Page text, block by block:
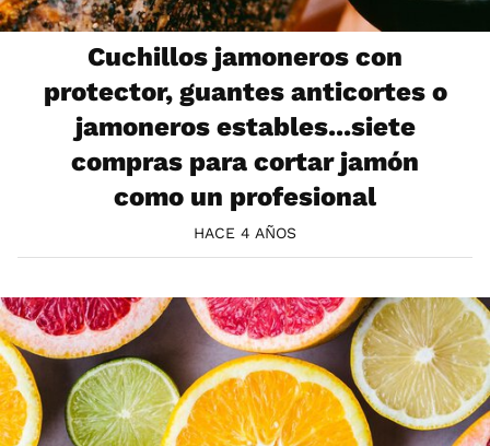
Cuchillos jamoneros con
protector, guantes anticortes o
jamoneros estables...siete
compras para cortar jamón
como un profesional
HACE 4 AÑOS